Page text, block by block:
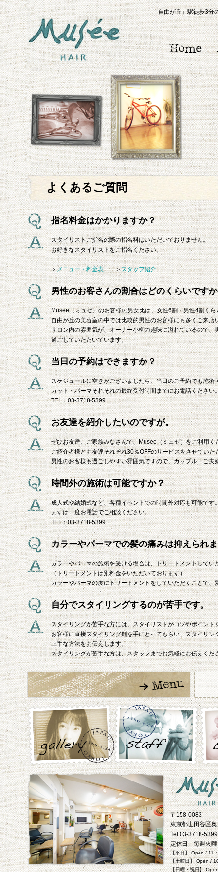
「自由が丘」駅徒歩3分
よくあるご質問
指名料金はかかりますか？
スタイリストご指名の際の指名料はいただいておりません。
お好きなスタイリストをご指名ください。
＞メニュー・料金表＞スタッフ紹介
男性のお客さんの割合はどのくらいです
Musee（ミュゼ）のお客様の男女比は、女性6割・男性4割くら
自由が丘の美容室の中では比較的男性のお客様にも多くご来店
サロン内の雰囲気が、オーナー小柳の趣味に溢れているので、
過ごしていただいています。
当日の予約はできますか？
スケジュールに空きがございましたら、当日のご予約でも施術
カット・パーマそれぞれの最終受付時間までにお電話ください
TEL：03-3718-5399
お友達を紹介したいのですが。
ぜひお友達、ご家族みなさんで、Musee（ミュゼ）をご利用く
ご紹介者様とお友達それぞれ30％OFFのサービスをさせていた
男性のお客様も過ごしやすい雰囲気ですので、カップル・ご夫
時間外の施術は可能ですか？
成人式や結婚式など、各種イベントでの時間外対応も可能です
まずは一度お電話でご相談ください。
TEL：03-3718-5399
カラーやパーマでの髪の痛みは抑えられ
カラーやパーマの施術を受ける場合は、トリートメントしてい
（トリートメントは別料金をいただいております）
カラーやパーマの度にトリートメントをしていただくことで
自分でスタイリングするのが苦手です。
スタイリングが苦手な方には、スタイリストがコツやポイント
お客様に直接スタイリング剤を手にとってもらい、スタイリ
上手な方法をお伝えします。
スタイリングが苦手な方は、スタッフまでお気軽にお伝えくだ
〒158-0083
東京都世田谷区
Tel.03-3718-5399
定休日 毎週火曜
【平日】 Open / 11
【土曜日】 Open /
【日曜・祝日】